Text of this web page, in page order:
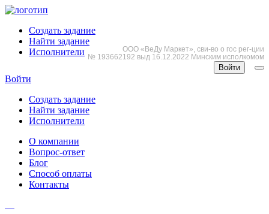
Создать задание
Найти задание
Исполнители
ООО «ВеДу Маркет», сви-во о гос рег-ции
№ 193662192 выд 16.12.2022 Минским исполкомом
Войти
Войти
Создать задание
Найти задание
Исполнители
О компании
Вопрос-ответ
Блог
Способ оплаты
Контакты